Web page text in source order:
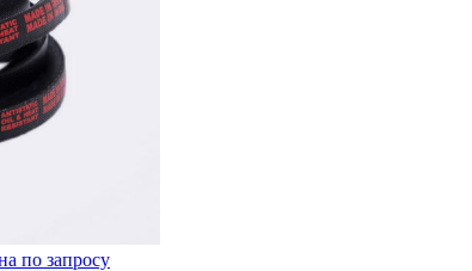
по запросу